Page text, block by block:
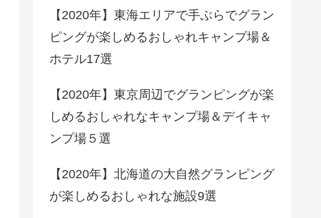
【2020年】東海エリアで手ぶらでグラン
ピングが楽しめるおしゃれキャンプ場＆
ホテル17選
【2020年】東京周辺でグランピングが楽
しめるおしゃれなキャンプ場＆デイキャ
ンプ場５選
【2020年】北海道の大自然グランピング
が楽しめるおしゃれな施設9選